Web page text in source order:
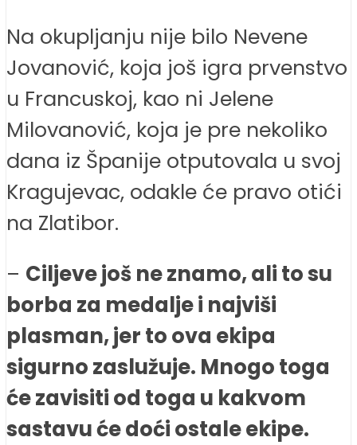
Na okupljanju nije bilo Nevene
Jovanović, koja još igra prvenstvo
u Francuskoj, kao ni Jelene
Milovanović, koja je pre nekoliko
dana iz Španije otputovala u svoj
Kragujevac, odakle će pravo otići
na Zlatibor.
– Ciljeve još ne znamo, ali to su
borba za medalje i najviši
plasman, jer to ova ekipa
sigurno zaslužuje. Mnogo toga
će zavisiti od toga u kakvom
sastavu će doći ostale ekipe.